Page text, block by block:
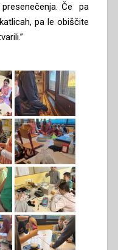
Če pa
pa le obiščite